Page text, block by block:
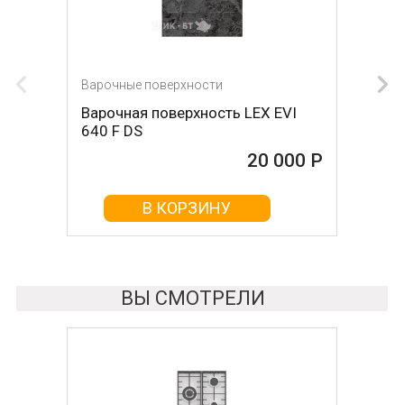
Варочные поверхности
Варочная поверхность LEX EVI
640 F DS
20 000 Р
В КОРЗИНУ
Варочные поверхности
Газовая панель Gorenje GTW 641
SYB
20 000 Р
В КОРЗИНУ
ВЫ СМОТРЕЛИ